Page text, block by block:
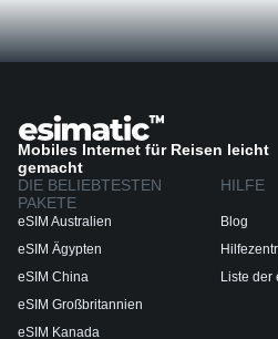
Mobiles Internet für Reisen leicht
gemacht
DIE BELIEBTESTEN
PAKETE
eSIM Australien
eSIM Ägypten
eSIM China
eSIM Großbritannien
eSIM Kanada
HILFE
Blog
Liste der